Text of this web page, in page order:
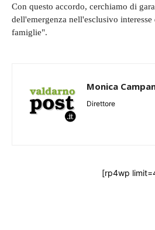
Con questo accordo, cerchiamo di
dell'emergenza nell'esclusivo
famiglie".
Monica
Direttore
[rp4wp